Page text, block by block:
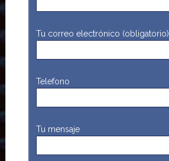
Tu correo electrónico (obligatorio)
Telefono
Tu mensaje